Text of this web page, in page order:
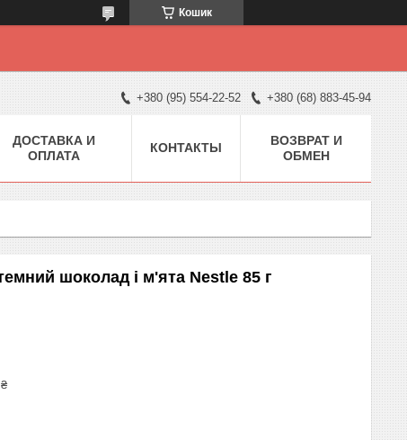
Кошик
+380 (95) 554-22-52 +380 (68) 883-45-94
ДОСТАВКА И
ОПЛАТА
КОНТАКТЫ
ВОЗВРАТ И
ОБМЕН
шоколад і м'ята Nestle 85 г